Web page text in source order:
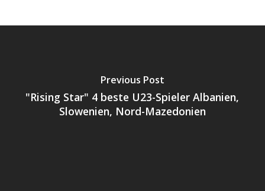
Previous Post
"Rising Star" 4 beste U23-Spieler Albanien,
Slowenien, Nord-Mazedonien